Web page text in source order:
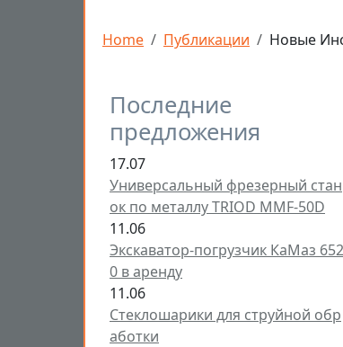
Строка
Home Публикации Новые
Последние
предложения
17.07
Универсальный фрезерный стан
ок по металлу TRIOD MMF-50D
11.06
Экскаватор-погрузчик КаМаз 652
0 в аренду
11.06
Стеклошарики для струйной обр
аботки